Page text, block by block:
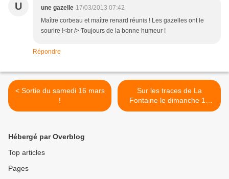
U une gazelle 17/03/2013 07:42
Maître corbeau et maître renard réunis ! Les gazelles ont le
sourire !<br /> Toujours de la bonne humeur !
Répondre
< Sortie du samedi 16 mars
!
Sur les traces de La
Fontaine le dimanche 17
mars 2013 >
Hébergé par Overblog
Top articles
Pages